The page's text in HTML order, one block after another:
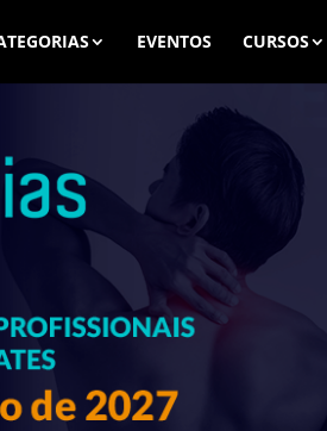
EVENTOS CURSOS